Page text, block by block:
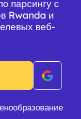
парсингу с
Rwanda и
веб-